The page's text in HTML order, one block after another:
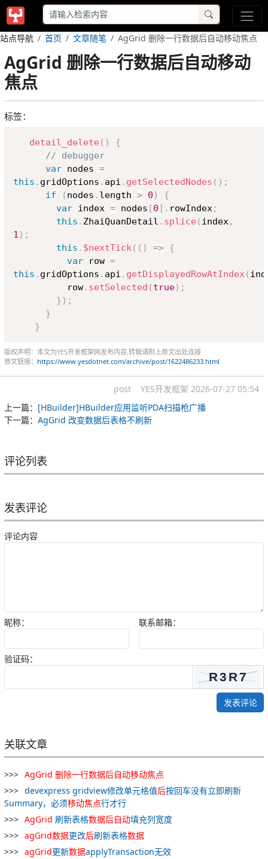
站点导航 首页 文章随笔 AgGrid 删除一行数据后自动移动焦点
AgGrid 删除一行数据后自动移动
焦点
标签：
detail_delete( )
{
// debugger
var nodes =
this . gridOptions . api . getSelectedNodes ( ) ;
if
( nodes . length > 0 )
{
var index = nodes [0] . rowIndex;
this . ZhaiQuanDetail . splice( index,
1 ) ;
this . $nextTick( ( ) => {
var row =
this . gridOptions . api . getDisplayedRowAtIndex(
          row
. setSelected ( true) ;
} ) ;
}
}
版权声明：本文为YES开发框架网发布内容,转载请附上原文出处连接
原文链接： https://www.yesdotnet.com/archive/post/1622486233.html
post YES开发框架 2026-07-27 05:54
上一篇： [HBuilder]HBuilder应用监听PDA扫描枪广播
下一篇： AgGrid 改变数据后表格不刷新
评论列表
发表评论
评论内容
昵称： 联系邮箱：
验证码：
发表评论
关联文章
AgGrid 删除一行数据后自动移动焦点
devexpress gridview修改单元格值后按回车没有立即刷新
Summary，必须移动焦点行才行
AgGrid 刷新表格数据后自动填充列宽度
agGrid数据更改后刷新表格数据
agGrid更新数据applyTransaction无效